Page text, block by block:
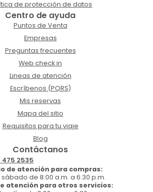
de protección de datos
Centro de ayuda
Puntos de Venta
Empresas
Preguntas frecuentes
Web check in
Lineas de atención
Escríbenos (PQRS)
Mis reservas
Mapa del sitio
Requisitos para tu viaje
Blog
Contáctanos
475 2535
de atención para compras:
sábado de 8:00 a.m. a 6:30 p.m.
atención para otros servicios: